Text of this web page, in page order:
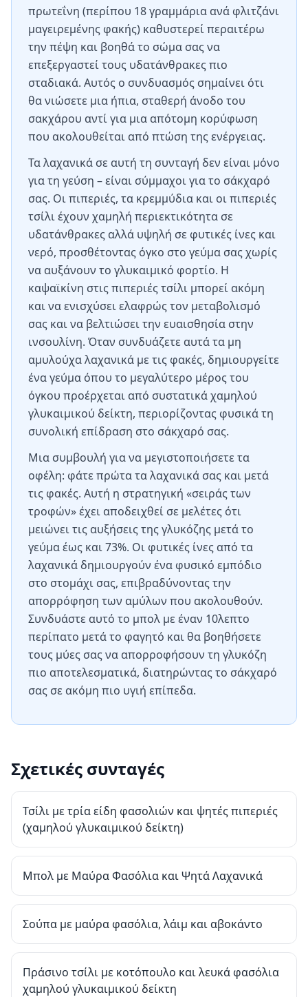
πρωτεΐνη (περίπου 18 γραμμάρια ανά φλιτζάνι
μαγειρεμένης φακής) καθυστερεί περαιτέρω
την πέψη και βοηθά το σώμα σας να
επεξεργαστεί τους υδατάνθρακες πιο
σταδιακά. Αυτός ο συνδυασμός σημαίνει ότι
θα νιώσετε μια ήπια, σταθερή άνοδο του
σακχάρου αντί για μια απότομη κορύφωση
που ακολουθείται από πτώση της ενέργειας.
Τα λαχανικά σε αυτή τη συνταγή δεν είναι μόνο
για τη γεύση – είναι σύμμαχοι για το σάκχαρό
σας. Οι πιπεριές, τα κρεμμύδια και οι πιπεριές
τσίλι έχουν χαμηλή περιεκτικότητα σε
υδατάνθρακες αλλά υψηλή σε φυτικές ίνες και
νερό, προσθέτοντας όγκο στο γεύμα σας χωρίς
να αυξάνουν το γλυκαιμικό φορτίο. Η
καψαϊκίνη στις πιπεριές τσίλι μπορεί ακόμη
και να ενισχύσει ελαφρώς τον μεταβολισμό
σας και να βελτιώσει την ευαισθησία στην
ινσουλίνη. Όταν συνδυάζετε αυτά τα μη
αμυλούχα λαχανικά με τις φακές, δημιουργείτε
ένα γεύμα όπου το μεγαλύτερο μέρος του
όγκου προέρχεται από συστατικά χαμηλού
γλυκαιμικού δείκτη, περιορίζοντας φυσικά τη
συνολική επίδραση στο σάκχαρό σας.
Μια συμβουλή για να μεγιστοποιήσετε τα
οφέλη: φάτε πρώτα τα λαχανικά σας και μετά
τις φακές. Αυτή η στρατηγική «σειράς των
τροφών» έχει αποδειχθεί σε μελέτες ότι
μειώνει τις αυξήσεις της γλυκόζης μετά το
γεύμα έως και 73%. Οι φυτικές ίνες από τα
λαχανικά δημιουργούν ένα φυσικό εμπόδιο
στο στομάχι σας, επιβραδύνοντας την
απορρόφηση των αμύλων που ακολουθούν.
Συνδυάστε αυτό το μπολ με έναν 10λεπτο
περίπατο μετά το φαγητό και θα βοηθήσετε
τους μύες σας να απορροφήσουν τη γλυκόζη
πιο αποτελεσματικά, διατηρώντας το σάκχαρό
σας σε ακόμη πιο υγιή επίπεδα.
Σχετικές συνταγές
Τσίλι με τρία είδη φασολιών και ψητές πιπεριές
(χαμηλού γλυκαιμικού δείκτη)
Μπολ με Μαύρα Φασόλια και Ψητά Λαχανικά
Σούπα με μαύρα φασόλια, λάιμ και αβοκάντο
Πράσινο τσίλι με κοτόπουλο και λευκά φασόλια
χαμηλού γλυκαιμικού δείκτη